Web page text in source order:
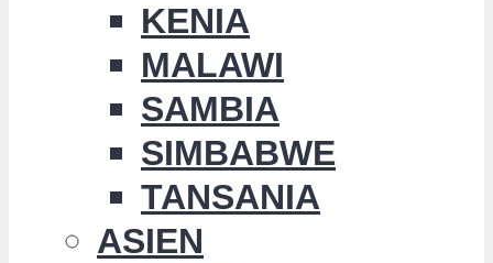
KENIA
MALAWI
SAMBIA
SIMBABWE
TANSANIA
ASIEN